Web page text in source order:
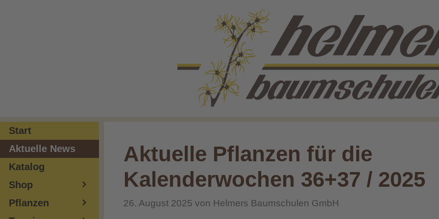
Aktuelle Pflanzen für die
Kalenderwochen 36+37 / 2025
26. August 2025 von Helmers Baumschulen GmbH
Start
Aktuelle News
Katalog
Shop
Pflanzen